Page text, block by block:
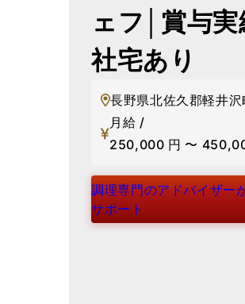
ェフ│賞与
社宅あり
長野県北佐久郡軽井
月給 /
250,000 円 〜
調理専門のアドバイザー
サポート